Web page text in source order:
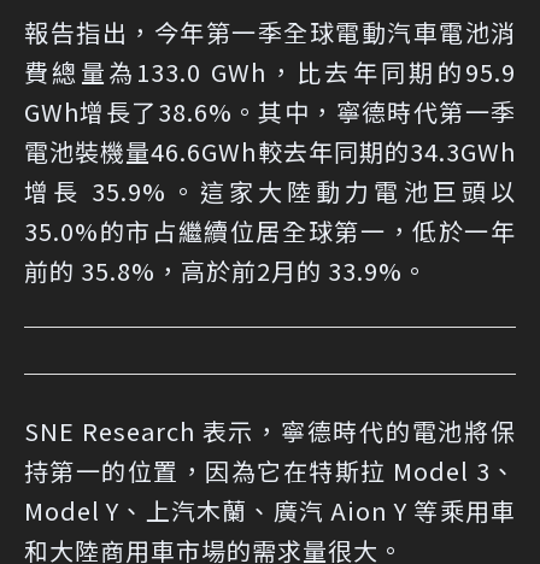
報告指出，今年第一季全球電動汽車電池消
費總量為133.0 GWh，比去年同期的95.9
GWh增長了38.6%。其中，寧德時代第一季
電池裝機量46.6GWh較去年同期的34.3GWh
增長 35.9%。這家大陸動力電池巨頭以
35.0%的市占繼續位居全球第一，低於一年
前的 35.8%，高於前2月的 33.9%。
SNE Research 表示，寧德時代的電池將保
持第一的位置，因為它在特斯拉 Model 3、
Model Y、上汽木蘭、廣汽 Aion Y 等乘用車
和大陸商用車市場的需求量很大。